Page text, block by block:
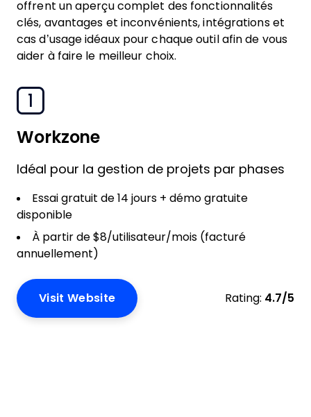
offrent un aperçu complet des fonctionnalités
clés, avantages et inconvénients, intégrations et
cas d’usage idéaux pour chaque outil afin de vous
aider à faire le meilleur choix.
1
Workzone
Idéal pour la gestion de projets par phases
Essai gratuit de 14 jours + démo gratuite
disponible
À partir de $8/utilisateur/mois (facturé
annuellement)
Visit Website Rating: 4.7/5